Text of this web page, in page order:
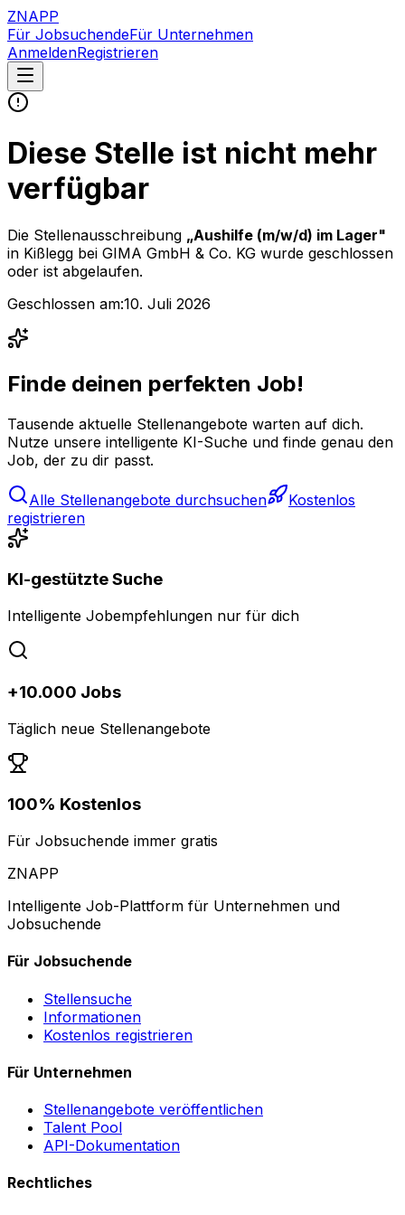
ZNAPP
Für JobsuchendeFür Unternehmen
AnmeldenRegistrieren
Diese Stelle ist nicht mehr
verfügbar
Die Stellenausschreibung „Aushilfe (m/w/d) im Lager"
in Kißlegg bei GIMA GmbH & Co. KG wurde geschlossen
oder ist abgelaufen.
Geschlossen am:10. Juli 2026
Finde deinen perfekten Job!
Tausende aktuelle Stellenangebote warten auf dich.
Nutze unsere intelligente KI-Suche und finde genau den
Job, der zu dir passt.
Alle Stellenangebote durchsuchen
Kostenlos
registrieren
KI-gestützte Suche
Intelligente Jobempfehlungen nur für dich
+10.000 Jobs
Täglich neue Stellenangebote
100% Kostenlos
Für Jobsuchende immer gratis
ZNAPP
Intelligente Job-Plattform für Unternehmen und
Jobsuchende
Für Jobsuchende
Stellensuche
Informationen
Kostenlos registrieren
Für Unternehmen
Stellenangebote veröffentlichen
Talent Pool
API-Dokumentation
Rechtliches